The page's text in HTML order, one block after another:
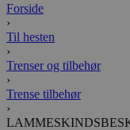
Forside
›
Til hesten
›
Trenser og tilbehør
›
Trense tilbehør
›